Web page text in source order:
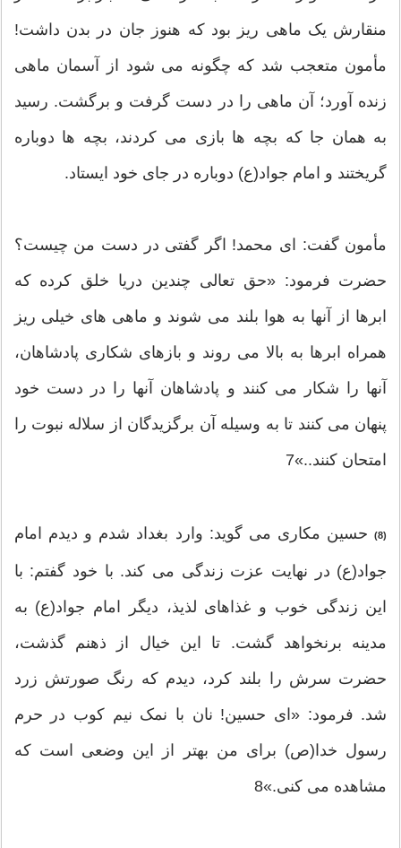
منقارش یک ماهی ریز بود که هنوز جان در بدن داشت!
مأمون متعجب شد که چگونه می شود از آسمان ماهی
زنده آورد؛ آن ماهی را در دست گرفت و برگشت. رسید
به همان جا که بچه ها بازی می کردند، بچه ها دوباره
گریختند و امام جواد(ع) دوباره در جای خود ایستاد.
مأمون گفت: ای محمد! اگر گفتی در دست من چیست؟
حضرت فرمود: «حق تعالی چندین دریا خلق کرده که
ابرها از آنها به هوا بلند می شوند و ماهی های خیلی ریز
همراه ابرها به بالا می روند و بازهای شکاری پادشاهان،
آنها را شکار می کنند و پادشاهان آنها را در دست خود
پنهان می کنند تا به وسیله آن برگزیدگان از سلاله نبوت را
امتحان کنند..»7
(8) حسین مکاری می گوید: وارد بغداد شدم و دیدم امام
جواد(ع) در نهایت عزت زندگی می کند. با خود گفتم: با
این زندگی خوب و غذاهای لذیذ، دیگر امام جواد(ع) به
مدینه برنخواهد گشت. تا این خیال از ذهنم گذشت،
حضرت سرش را بلند کرد، دیدم که رنگ صورتش زرد
شد. فرمود: «ای حسین! نان با نمک نیم کوب در حرم
رسول خدا(ص) برای من بهتر از این وضعی است که
مشاهده می کنی.»8